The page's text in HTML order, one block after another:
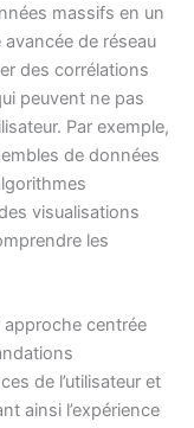
massifs en un
de réseau
des corrélations
peuvent ne pas
Par exemple,
de données
visualisations
les
centrée
de l’utilisateur et
ainsi l’expérience